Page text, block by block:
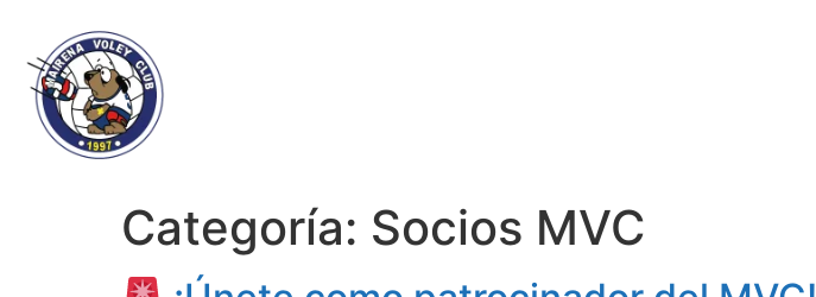
Categoría: Socios MVC